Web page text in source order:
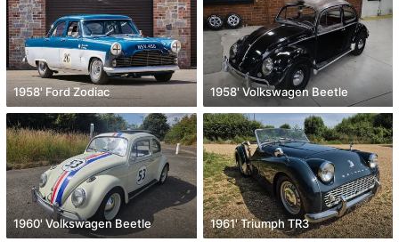
1958' Ford Zodiac 1958' Volkswagen Beetle
1960' Volkswagen Beetle 1961' Triumph TR3